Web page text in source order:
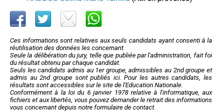
Ces informations sont relatives aux seuls candidats ayant consenti à la
réutilisation des données les concernant.
Seule la délibération du jury, telle que publiée par l'administration, fait foi
du résultat obtenu par chaque candidat.
Seuls les candidats admis au 1er groupe, admissibles au 2nd groupe et
admis au 2nd groupe sont publiés ici. Pour les autres candidats, les
résultats sont accessibles sur le site de l'Education Nationale.
Conformément à la loi du 6 janvier 1978 relative à l'informatique, aux
fichiers et aux libertés, vous pouvez demander le retrait des informations
vous concernant depuis notre formulaire de contact.